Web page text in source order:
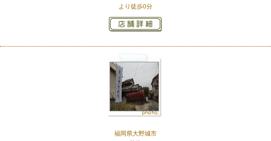
より徒歩0分
福岡県大野城市